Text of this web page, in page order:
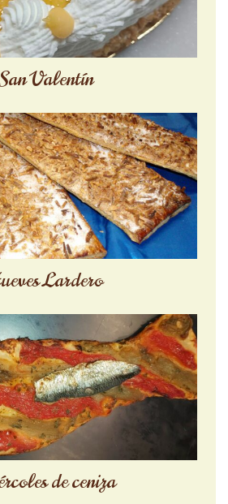
San Valentín
Lardero
de ceniza